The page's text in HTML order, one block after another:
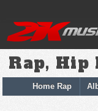
Rap, Hip
Home Rap